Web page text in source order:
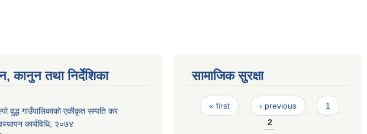
कानुन तथा निर्देशिका
वुद्ध गाउँपालिकाकाे एकीकृत सम्पति कर
कार्यविधि, २०७४
सामाजिक सुरक्षा
Pages
« first ‹ previous
1
2